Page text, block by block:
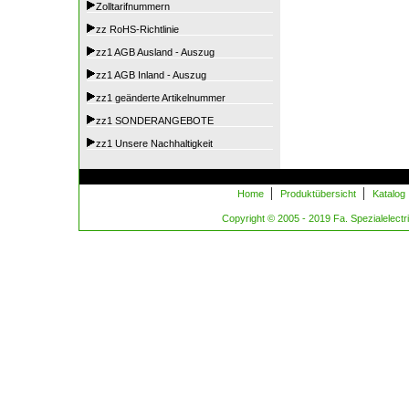
Zolltarifnummern
zz RoHS-Richtlinie
zz1 AGB Ausland - Auszug
zz1 AGB Inland - Auszug
zz1 geänderte Artikelnummer
zz1 SONDERANGEBOTE
zz1 Unsere Nachhaltigkeit
Home | Produktübersicht | Katalog
Copyright © 2005 - 2019 Fa.